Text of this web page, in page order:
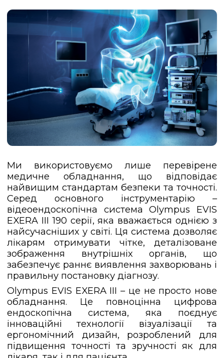
Ми використовуємо лише перевірене
медичне обладнання, що відповідає
найвищим стандартам безпеки та точності.
Серед основного інструментарію –
відеоендоскопічна система Olympus EVIS
EXERA III 190 серії, яка вважається однією з
найсучасніших у світі. Ця система дозволяє
лікарям отримувати чітке, деталізоване
зображення внутрішніх органів, що
забезпечує раннє виявлення захворювань і
правильну постановку діагнозу.
Olympus EVIS EXERA III – це не просто нове
обладнання. Це повноцінна цифрова
ендоскопічна система, яка поєднує
інноваційні технології візуалізації та
ергономічний дизайн, розроблений для
підвищення точності та зручності як для